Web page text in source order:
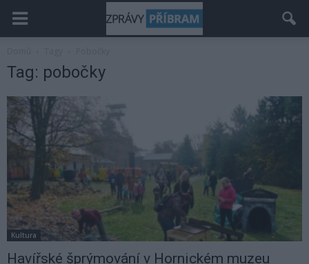
Tag: pobočky
Kultura
Havířské šprýmování v Hornickém muzeu